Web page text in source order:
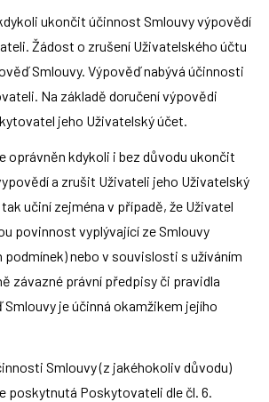
ukončit účinnost Smlouvy výpovědí
Žádost o zrušení Uživatelského účtu
Smlouvy. Výpověď nabývá účinnosti
Na základě doručení výpovědi
jeho Uživatelský účet.
oprávněn kdykoli i bez důvodu ukončit
a zrušit Uživateli jeho Uživatelský
učiní zejména v případě, že Uživatel
povinnost vyplývající ze Smlouvy
podmínek) nebo v souvislosti s užíváním
závazné právní předpisy či pravidla
je účinná okamžikem jejího
Smlouvy (z jakéhokoliv důvodu)
poskytnutá Poskytovateli dle čl. 6.